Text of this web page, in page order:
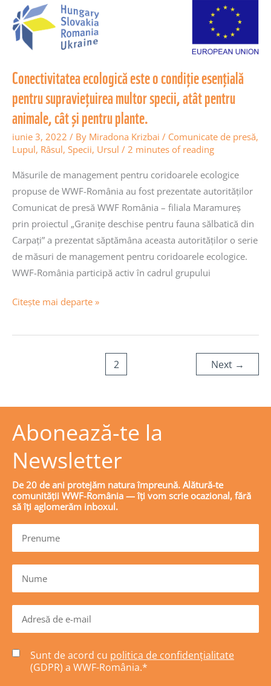
Conectivitatea ecologică este o condiție esențială
pentru supraviețuirea multor specii, atât pentru
animale, cât și pentru plante.
iunie 3, 2022 / By Miradona Krizbai / Comunicate de presă,
Lupul, Râsul, Specii, Ursul / 2 minutes of reading
Măsurile de management pentru coridoarele ecologice
propuse de WWF-România au fost prezentate autorităților
Comunicat de presă WWF România – filiala Maramureș
prin proiectul „Granițe deschise pentru fauna sălbatică din
Carpați” a prezentat săptămâna aceasta autorităților o serie
de măsuri de management pentru coridoarele ecologice.
WWF-România participă activ în cadrul grupului
Conectivitatea
ecologică
este
condiție
pentru
supraviețuirea
multor
specii,
atât
animale,
cât
și
pentru
plante.
Citește mai departe »
2 Next →
Abonează-te la
Newsletter
De 20 de ani protejăm natura împreună. Alătură-te
comunității WWF-România — îți vom scrie ocazional, fără
să îți aglomerăm inboxul.
Sunt de acord cu politica de confidențialitate
(GDPR) a WWF-România.*